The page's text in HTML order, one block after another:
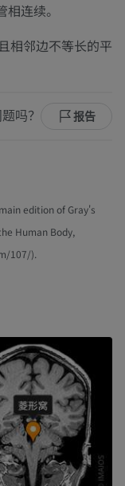
连续。
相邻边不等长的平
吗？ 报告
edition of Gray's
Human Body,
107/).